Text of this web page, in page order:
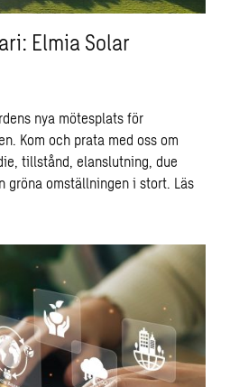
Elmia Solar
nya mötesplats för
Kom och prata med oss om
tillstånd, elanslutning, due
gröna omställningen i stort. Läs